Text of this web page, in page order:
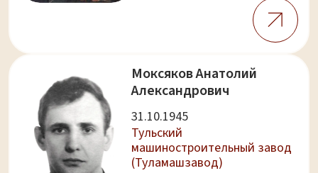
Моксяков Анатолий
Александрович
31.10.1945
Тульский
машиностроительный завод
(Туламашзавод)